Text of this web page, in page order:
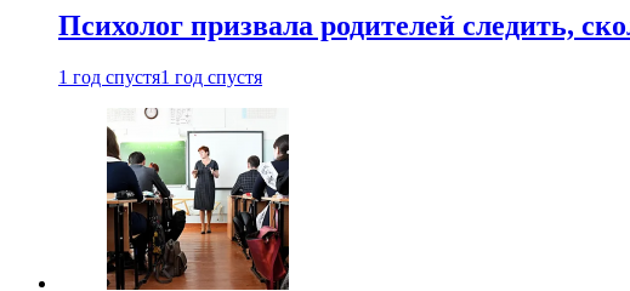
Психолог призвала родителей следить,
1 год спустя1 год спустя